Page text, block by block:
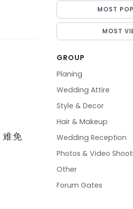
难免
MOST
MOST
GROUP
Planing
Wedding Attire
Style & Decor
Hair & Makeup
Wedding Reception
Photos & Video
Other
Forum Gates